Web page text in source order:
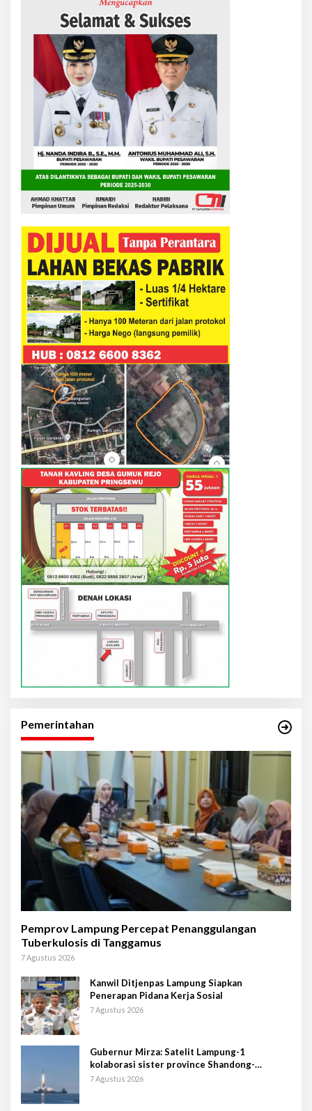
Pemerintahan
Pemprov Lampung Percepat Penanggulangan
Tuberkulosis di Tanggamus
7 Agustus 2026
Kanwil Ditjenpas Lampung Siapkan
Penerapan Pidana Kerja Sosial
7 Agustus 2026
Gubernur Mirza: Satelit Lampung-1
kolaborasi sister province Shandong-
Lampung
7 Agustus 2026